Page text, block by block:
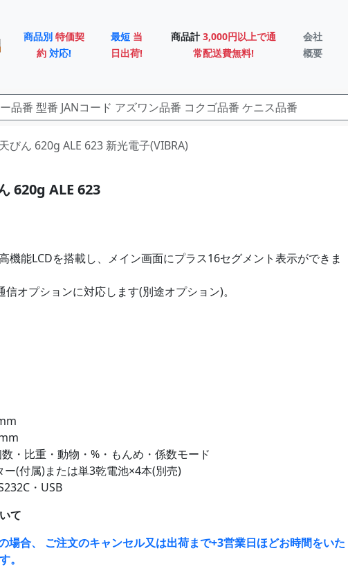
商品別 特価契
約 対応!
最短 当
日出荷!
商品計 3,000円以上で通
常配送費無料!
会社
概要
びん 620g ALE 623 新光電子(VIBRA)
620g ALE 623
機能LCDを搭載し、メイン画面にプラス16セグメント表示ができま
オプションに対応します(別途オプション)。
・比重・動物・%・もんめ・係数モード
ー(付属)または単3乾電池×4本(別売)
・USB
て
場合、 ご注文のキャンセル又は出荷まで+3営業日ほどお時間をいた
。